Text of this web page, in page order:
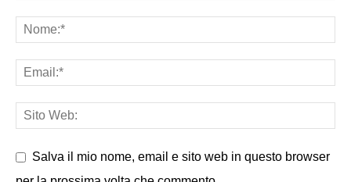
Salva il mio nome, email e sito web in questo browser